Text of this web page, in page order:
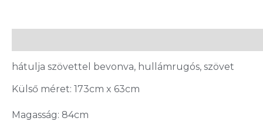
hátulja szövettel bevonva, hullámrugós, szövet
Külső méret: 173cm x 63cm
Magasság: 84cm